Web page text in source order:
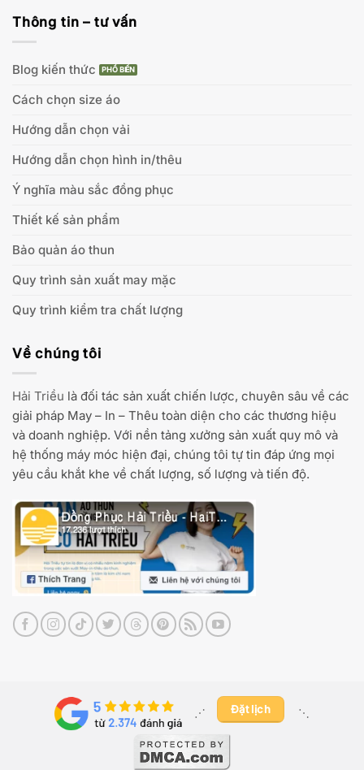
Thông tin – tư vấn
Blog kiến thức
Cách chọn size áo
Hướng dẫn chọn vải
Hướng dẫn chọn hình in/thêu
Ý nghĩa màu sắc đồng phục
Thiết kế sản phẩm
Bảo quản áo thun
Quy trình sản xuất may mặc
Quy trình kiểm tra chất lượng
Về chúng tôi
Hải Triều là đối tác sản xuất chiến lược, chuyên sâu về các
giải pháp May – In – Thêu toàn diện cho các thương hiệu
và doanh nghiệp. Với nền tảng xưởng sản xuất quy mô và
hệ thống máy móc hiện đại, chúng tôi tự tin đáp ứng mọi
yêu cầu khắt khe về chất lượng, số lượng và tiến độ.
⋰ ​ Đặt lịch ⋱